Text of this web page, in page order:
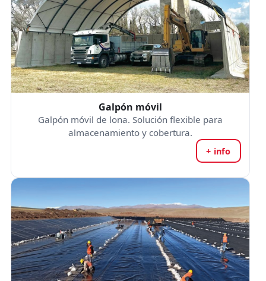
Galpón móvil
Galpón móvil de lona. Solución flexible para
almacenamiento y cobertura.
+ info